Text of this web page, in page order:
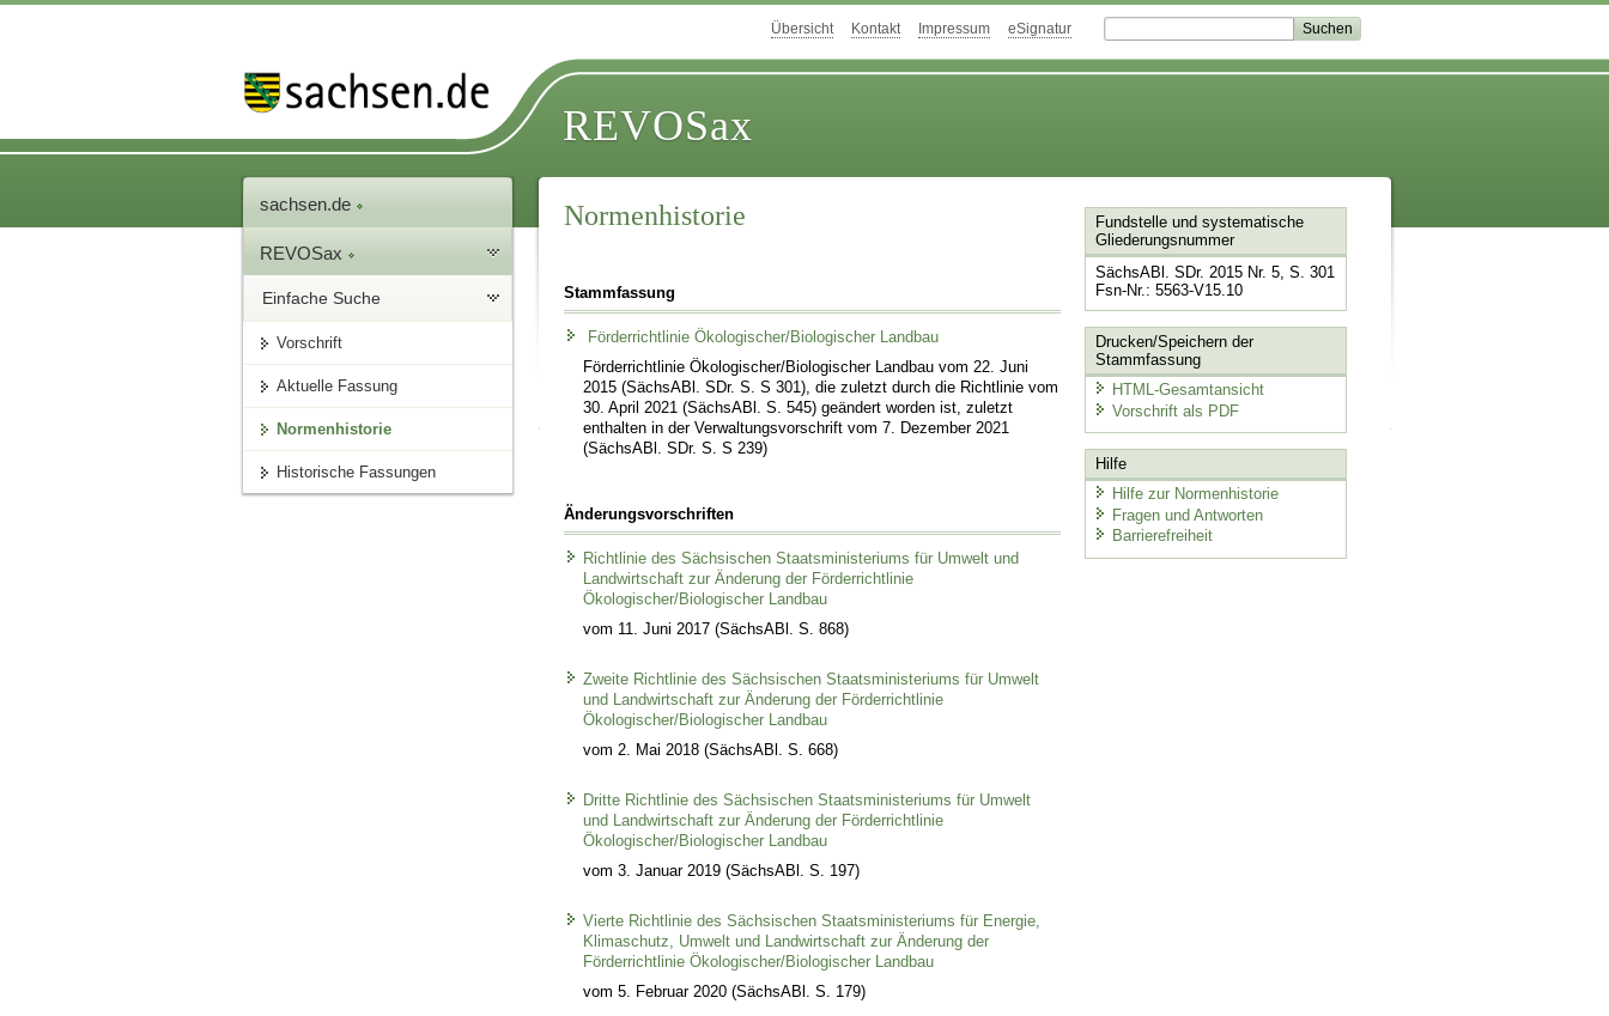
Übersicht Kontakt Impressum eSignatur
REVOSax
sachsen.de
REVOSax
Einfache Suche
Vorschrift
Aktuelle Fassung
Normenhistorie
Historische Fassungen
Normenhistorie
Stammfassung
Förderrichtlinie Ökologischer/Biologischer Landbau
Förderrichtlinie Ökologischer/Biologischer Landbau vom 22. Juni
2015 (SächsABl. SDr. S. S 301), die zuletzt durch die Richtlinie vom
30. April 2021 (SächsABl. S. 545) geändert worden ist, zuletzt
enthalten in der Verwaltungsvorschrift vom 7. Dezember 2021
(SächsABl. SDr. S. S 239)
Änderungsvorschriften
Richtlinie des Sächsischen Staatsministeriums für Umwelt und
Landwirtschaft zur Änderung der Förderrichtlinie
Ökologischer/Biologischer Landbau
vom 11. Juni 2017 (SächsABl. S. 868)
Zweite Richtlinie des Sächsischen Staatsministeriums für Umwelt
und Landwirtschaft zur Änderung der Förderrichtlinie
Ökologischer/Biologischer Landbau
vom 2. Mai 2018 (SächsABl. S. 668)
Dritte Richtlinie des Sächsischen Staatsministeriums für Umwelt
und Landwirtschaft zur Änderung der Förderrichtlinie
Ökologischer/Biologischer Landbau
vom 3. Januar 2019 (SächsABl. S. 197)
Vierte Richtlinie des Sächsischen Staatsministeriums für Energie,
Klimaschutz, Umwelt und Landwirtschaft zur Änderung der
Förderrichtlinie Ökologischer/Biologischer Landbau
vom 5. Februar 2020 (SächsABl. S. 179)
Fundstelle und systematische
Gliederungsnummer
SächsABl. SDr. 2015 Nr. 5, S. 301
Fsn-Nr.: 5563-V15.10
Drucken/Speichern der
Stammfassung
HTML-Gesamtansicht
Vorschrift als PDF
Hilfe
Hilfe zur Normenhistorie
Fragen und Antworten
Barrierefreiheit